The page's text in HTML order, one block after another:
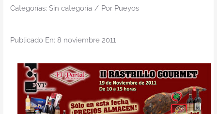
DisArte
Actualidad
Contacto
Categorías: Sin categoría / Por Pueyos
Publicado En: 8 noviembre 2011